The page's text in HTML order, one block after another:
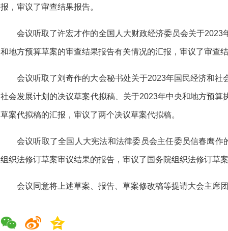
报，审议了审查结果报告。
会议听取了许宏才作的全国人大财政经济委员会关于2023
和地方预算草案的审查结果报告有关情况的汇报，审议了审查
会议听取了刘奇作的大会秘书处关于2023年国民经济和社
社会发展计划的决议草案代拟稿、关于2023年中央和地方预算
草案代拟稿的汇报，审议了两个决议草案代拟稿。
会议听取了全国人大宪法和法律委员会主任委员信春鹰
组织法修订草案审议结果的报告，审议了国务院组织法修订草
会议同意将上述草案、报告、草案修改稿等提请大会主席